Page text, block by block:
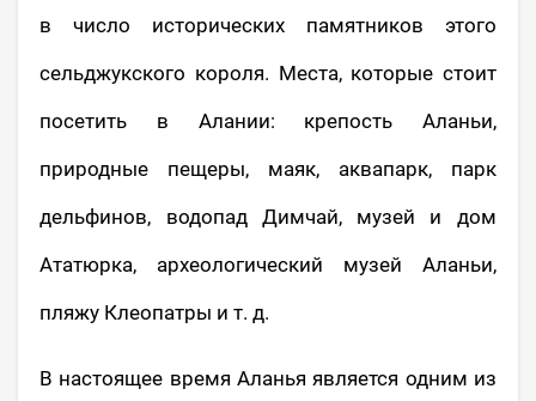
в число исторических памятников этого
сельджукского короля. Места, которые стоит
посетить в Алании: крепость Аланьи,
природные пещеры, маяк, аквапарк, парк
дельфинов, водопад Димчай, музей и дом
Ататюрка, археологический музей Аланьи,
пляжу Клеопатры и т. д.
В настоящее время Аланья является одним из